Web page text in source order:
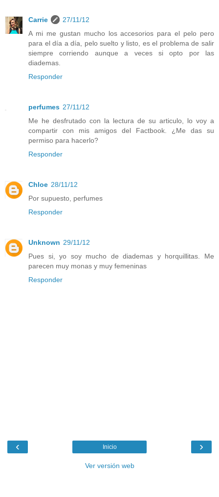
Carrie
27/11/12
A mi me gustan mucho los accesorios para el pelo pero
para el día a día, pelo suelto y listo, es el problema de salir
siempre corriendo aunque a veces si opto por las
diademas.
Responder
perfumes 27/11/12
Me he desfrutado con la lectura de su articulo, lo voy a
compartir con mis amigos del Factbook. ¿Me das su
permiso para hacerlo?
Responder
Chloe 28/11/12
Por supuesto, perfumes
Responder
Unknown 29/11/12
Pues si, yo soy mucho de diademas y horquillitas. Me
parecen muy monas y muy femeninas
Responder
‹ ›
Inicio
Ver versión web